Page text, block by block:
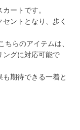
ートです。
ントとなり、歩く
らのアイテムは、
ングに対応可能で
期待できる一着と